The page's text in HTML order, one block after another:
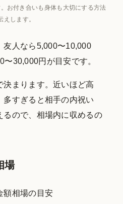
お付き合いも身体も大切にする方法
えします。
友人なら5,000〜10,000
30,000円が目安です。
まります。近いほど高
多すぎると相手の内祝い
るので、相場内に収めるの
場
額相場の目安